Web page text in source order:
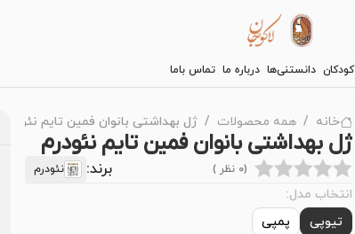
کودکان دانستنی‌ها درباره ما تماس باما
خانه همه محصولات ژل بهداشتی بانوان فمین تایم نئودرم
ژل بهداشتی بانوان فمین تایم نئودرم
(0 نظر ) برند: نئودرم
انتخاب مدل:
تیوپی
پمپی